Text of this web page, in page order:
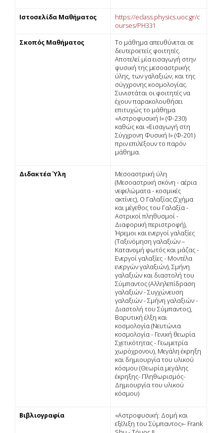
Ιστοσελίδα Μαθήματος
https://eclass.physics.uoc.gr/c
ourses/PH331
Σκοπός Μαθήματος
Tο µάθηµα απευθύνεται σε
δευτεροετείς φοιτητές.
Αποτελεί µία εισαγωγή στην
φυσική της µεσοαστρικής
ύλης, των γαλαξιών, και της
σύγχρονης κοσµολογίας.
Συνιστάται οι φοιτητές να
έχουν παρακολουθήσει
επιτυχώς το µάθηµα
«Αστροφυσική Ι» (Φ-230)
καθώς και «Εισαγωγή στη
Σύγχρονη Φυσική Ι» (Φ-201)
πριν επιλέξουν το παρόν
µάθηµα.
Διδακτέα Ύλη
Μεσοαστρική ύλη
(Μεσοαστρική σκόνη - αέρια
νεφελώµατα - κοσµικές
ακτίνες), Ο Γαλαξίας (Σχήµα
και µέγεθος του Γαλαξία -
Αστρικοί πληθυσµοί -
Διαφορική περιστροφή),
Ήρεµοι και ενεργοί γαλαξίες
(Ταξινόµηση γαλαξιών –
Κατανοµή φωτός και µάζας -
Ενεργοί γαλαξίες - Μοντέλα
ενεργών γαλαξιών), Σµήνη
γαλαξιών και διαστολή του
Σύµπαντος (Αλληλεπίδραση
γαλαξιών - Συγχώνευση
γαλαξιών - Σµήνη γαλαξιών -
Διαστολή του Σύµπαντος),
Βαρυτική έλξη και
κοσµολογία (Νευτώνια
κοσµολογία - Γενική θεωρία
Σχετικότητας - Γεωµετρία
χωρόχρονου), Μεγάλη έκρηξη
και δηµιουργία του υλικού
κόσµου (Θεωρία µεγάλης
έκρηξης- Πληθωρισµός-
Δηµιουργία του υλικού
κόσµου)
Βιβλιογραφία
«Αστροφυσική: Δοµή και
εξέλιξη του Σύµπαντος»- Frank